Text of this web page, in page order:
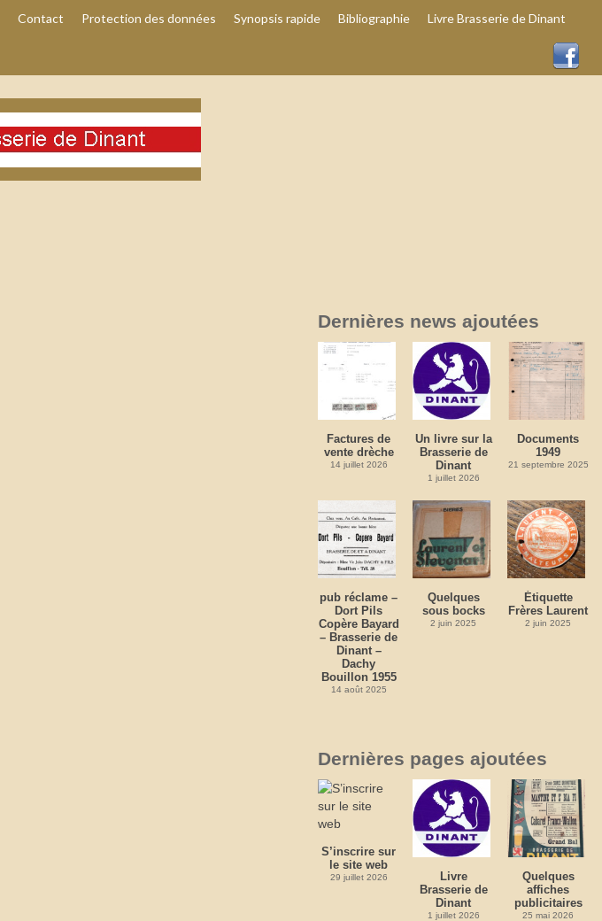
Contact Protection des données Synopsis rapide Bibliographie Livre Brasserie de Dinant
Dernières news ajoutées
Factures de
vente drèche
14 juillet 2026
Un livre sur la
Brasserie de
Dinant
1 juillet 2026
Documents
1949
21 septembre 2025
pub réclame –
Dort Pils
Copère Bayard
– Brasserie de
Dinant –
Dachy
Bouillon 1955
14 août 2025
Quelques
sous bocks
2 juin 2025
Étiquette
Frères Laurent
2 juin 2025
Dernières pages ajoutées
S’inscrire sur
le site web
29 juillet 2026
Livre
Brasserie de
Dinant
1 juillet 2026
Quelques
affiches
publicitaires
25 mai 2026